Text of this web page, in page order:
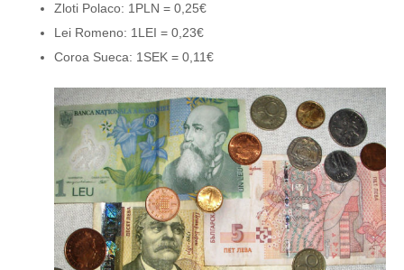
Zloti Polaco: 1PLN = 0,25€
Lei Romeno: 1LEI = 0,23€
Coroa Sueca: 1SEK = 0,11€